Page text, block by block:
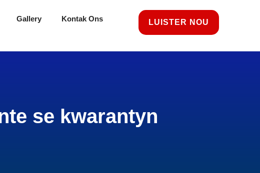
Gallery Kontak Ons LUISTER NOU
se kwarantyn